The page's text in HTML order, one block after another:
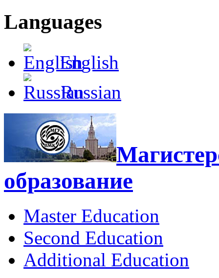
Languages
English
Russian
образование
Master Education
Second Education
Additional Education